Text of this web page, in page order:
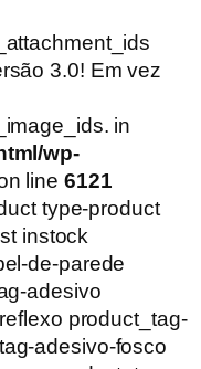
3.0! Em vez
in
wp-
line 6121
type-product
instock
de-parede
adesivo
product_tag-
adesivo-fosco